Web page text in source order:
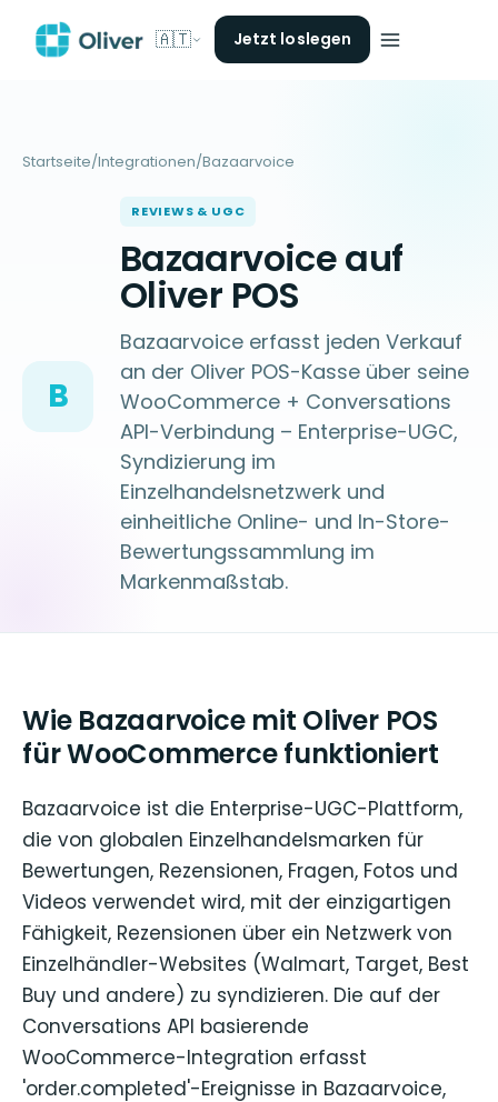
🇦🇹 Jetzt loslegen
Startseite/Integrationen/Bazaarvoice
B
REVIEWS & UGC
Bazaarvoice auf
Oliver POS
Bazaarvoice erfasst jeden Verkauf
an der Oliver POS-Kasse über seine
WooCommerce + Conversations
API-Verbindung – Enterprise-UGC,
Syndizierung im
Einzelhandelsnetzwerk und
einheitliche Online- und In-Store-
Bewertungssammlung im
Markenmaßstab.
Wie Bazaarvoice mit Oliver POS
für WooCommerce funktioniert
Bazaarvoice ist die Enterprise-UGC-Plattform,
die von globalen Einzelhandelsmarken für
Bewertungen, Rezensionen, Fragen, Fotos und
Videos verwendet wird, mit der einzigartigen
Fähigkeit, Rezensionen über ein Netzwerk von
Einzelhändler-Websites (Walmart, Target, Best
Buy und andere) zu syndizieren. Die auf der
Conversations API basierende
WooCommerce-Integration erfasst
'order.completed'-Ereignisse in Bazaarvoice,